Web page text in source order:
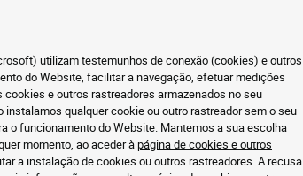
utilizam testemunhos de conexão (cookies) e outros
do Website, facilitar a navegação, efetuar medições
e outros rastreadores armazenados no seu
qualquer cookie ou outro rastreador sem o seu
o funcionamento do Website. Mantemos a sua escolha
momento, ao aceder àpágina de cookies e outros
a instalação de cookies ou outros rastreadores. A recusa